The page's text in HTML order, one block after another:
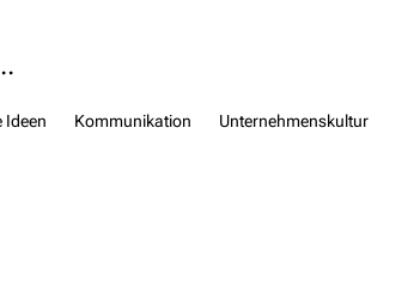
Ideen Kommunikation Unternehmenskultur